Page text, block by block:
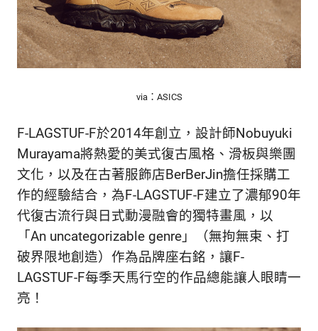
旅
遊、
兩
性
星
新
鮮
容，
讓
獨
無
二
的
和
via：ASICS
F-LAGSTUF-F於2014年創立，設計師Nobuyuki
Murayama將熱愛的美式復古風格、滑板與樂團
文化，以及在古著服飾店BerBerJin擔任採購工
作的經驗結合，為F-LAGSTUF-F建立了濃郁90年
代復古流行與日式動漫融會的獨特畫風，以
「An uncategorizable genre」（無拘無束、打
破界限地創造）作為品牌座右銘，讓F-
LAGSTUF-F每季天馬行空的作品總能讓人眼睛一
亮！